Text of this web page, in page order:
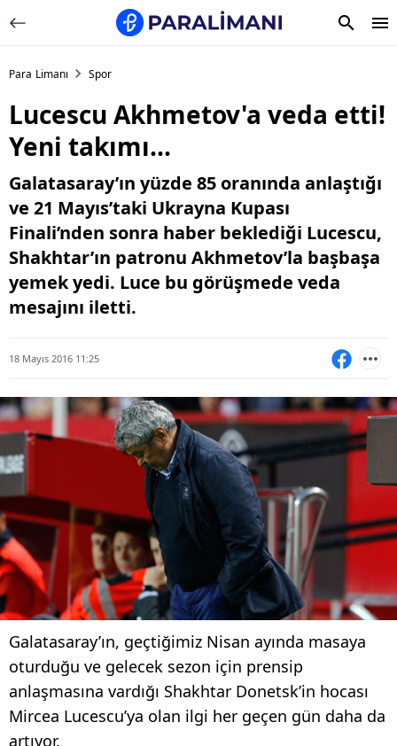
Para Limanı Spor
Lucescu Akhmetov'a veda etti!
Yeni takımı...
Galatasaray’ın yüzde 85 oranında anlaştığı
ve 21 Mayıs’taki Ukrayna Kupası
Finali’nden sonra haber beklediği Lucescu,
Shakhtar’ın patronu Akhmetov’la başbaşa
yemek yedi. Luce bu görüşmede veda
mesajını iletti.
18 Mayıs 2016 11:25
Galatasaray’ın, geçtiğimiz Nisan ayında masaya
oturduğu ve gelecek sezon için prensip
anlaşmasına vardığı Shakhtar Donetsk’in hocası
Mircea Lucescu’ya olan ilgi her geçen gün daha da
artıyor.